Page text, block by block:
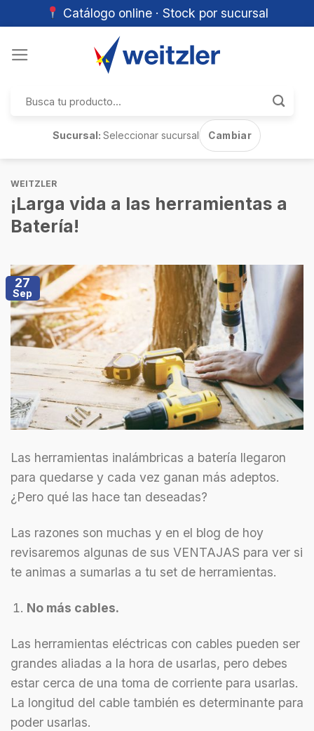
Catálogo online · Stock por sucursal
por:
Sucursal:Seleccionar sucursal Cambiar
WEITZLER
¡Larga vida a las herramientas a
Batería!
27
Sep
Las herramientas inalámbricas a batería llegaron
para quedarse y cada vez ganan más adeptos.
¿Pero qué las hace tan deseadas?
Las razones son muchas y en el blog de hoy
revisaremos algunas de sus VENTAJAS para ver si
te animas a sumarlas a tu set de herramientas.
No más cables.
Las herramientas eléctricas con cables pueden ser
grandes aliadas a la hora de usarlas, pero debes
estar cerca de una toma de corriente para usarlas.
La longitud del cable también es determinante para
poder usarlas.